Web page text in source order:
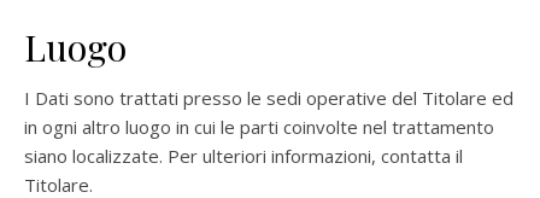
Luogo
I Dati sono trattati presso le sedi operative del Titolare ed
in ogni altro luogo in cui le parti coinvolte nel trattamento
siano localizzate. Per ulteriori informazioni, contatta il
Titolare.